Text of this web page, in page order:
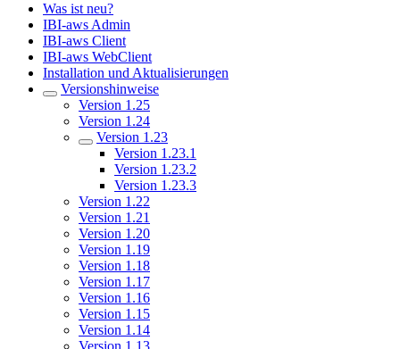
Was ist neu?
IBI-aws Admin
IBI-aws Client
IBI-aws WebClient
Installation und Aktualisierungen
Versionshinweise
Version 1.25
Version 1.24
Version 1.23
Version 1.23.1
Version 1.23.2
Version 1.23.3
Version 1.22
Version 1.21
Version 1.20
Version 1.19
Version 1.18
Version 1.17
Version 1.16
Version 1.15
Version 1.14
Version 1.13